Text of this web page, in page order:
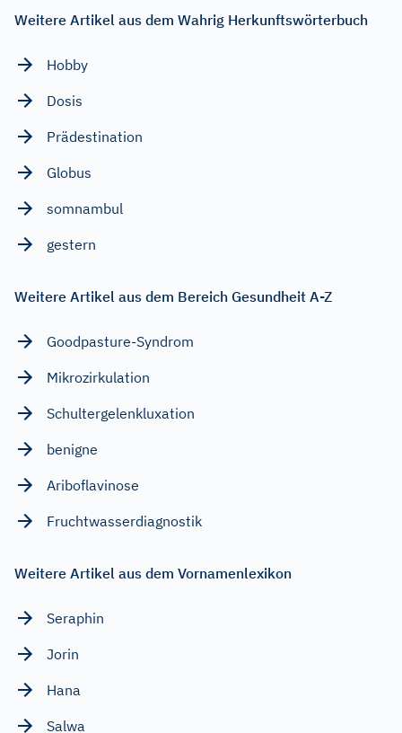
Weitere Artikel aus dem Wahrig Herkunftswörterbuch
Hobby
Dosis
Prädestination
Globus
somnambul
gestern
Weitere Artikel aus dem Bereich Gesundheit A-Z
Goodpasture-Syndrom
Mikrozirkulation
Schultergelenkluxation
benigne
Ariboflavinose
Fruchtwasserdiagnostik
Weitere Artikel aus dem Vornamenlexikon
Seraphin
Jorin
Hana
Salwa